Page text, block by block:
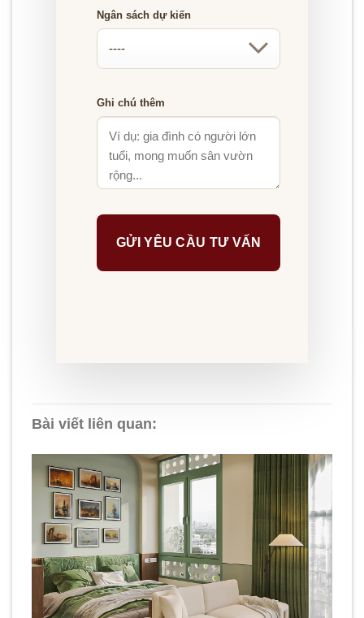
Ngân sách dự kiến
Ghi chú thêm
Bài viết liên quan: